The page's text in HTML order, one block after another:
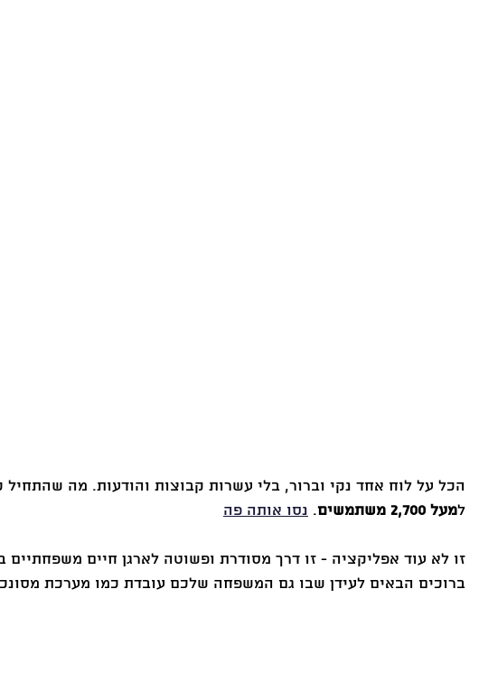
הכל על לוח אחד נקי וברור, בלי עשרות קבוצות והודעות. מה
למעל 2,700 משתמשים . נסו אותה פה
זו לא עוד אפליקציה - זו דרך מסודרת ופשוטה לארגן חיים משפחתיים
ברוכים הבאים לעידן שבו גם המשפחה שלכם עובדת כמו מערכת